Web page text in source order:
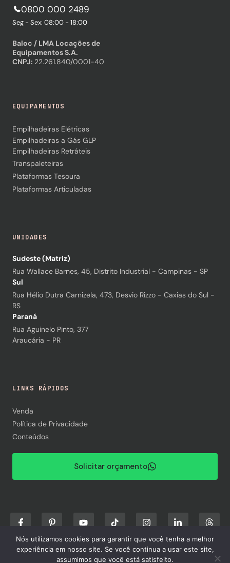
0800 000 2489
Seg - Sex: 08:00 - 18:00
Baloc / LMA Locações de
Equipamentos S.A.
CNPJ: 22.261.840/0001-40
EQUIPAMENTOS
Empilhadeiras Elétricas
Empilhadeiras a Gás GLP
Empilhadeiras Retráteis
Transpaleteiras
Plataformas Tesoura
Plataformas Articuladas
UNIDADES
Sudeste (Matriz)
Rua Wallace Barnes, 45, Distrito Industrial - Campinas - SP
Sul
Rua Hélio Dutra Carnizela, 473, Desvio Rizzo - Caxias do Sul -
RS
Paraná
Rua Aguinelo Pinto, 377
Araucária - PR
LINKS RÁPIDOS
Venda
Política de Privacidade
Conteúdos
Solicitar orçamento
Nós utilizamos cookies para garantir que você tenha a melhor
experiência em nosso site. Se você continua a usar este site,
assumimos que você está satisfeito.